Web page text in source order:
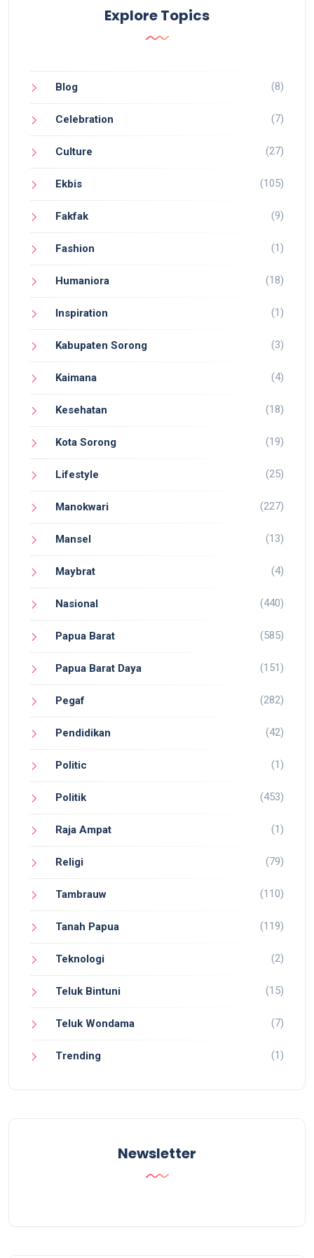
Explore Topics
Blog (8)
Celebration (7)
Culture (27)
Ekbis (105)
Fakfak (9)
Fashion (1)
Humaniora (18)
Inspiration (1)
Kabupaten Sorong (3)
Kaimana (4)
Kesehatan (18)
Kota Sorong (19)
Lifestyle (25)
Manokwari (227)
Mansel (13)
Maybrat (4)
Nasional (440)
Papua Barat (585)
Papua Barat Daya (151)
Pegaf (282)
Pendidikan (42)
Politic (1)
Politik (453)
Raja Ampat (1)
Religi (79)
Tambrauw (110)
Tanah Papua (119)
Teknologi (2)
Teluk Bintuni (15)
Teluk Wondama (7)
Trending (1)
Newsletter